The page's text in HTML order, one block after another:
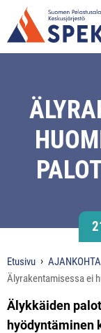
Etusivu
Älyrakentamisessa ei
Älykkäiden